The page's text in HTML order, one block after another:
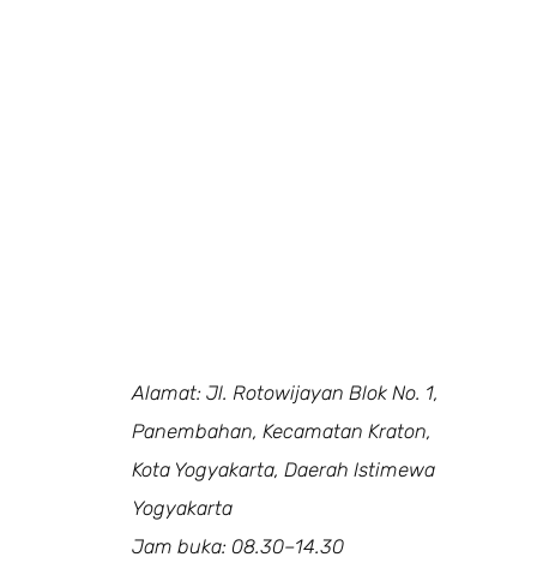
Alamat: Jl. Rotowijayan Blok No. 1,
Panembahan, Kecamatan Kraton,
Kota Yogyakarta, Daerah Istimewa
Yogyakarta
Jam buka: 08.30–14.30